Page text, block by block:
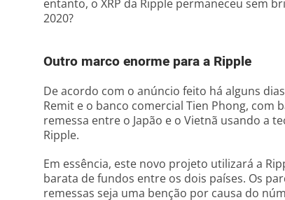
entanto, o XRP da Ripple permaneceu sem
2020?
Outro marco enorme para a Ripple
De acordo com o anúncio feito há alguns
Remit e o banco comercial Tien Phong, com
remessa entre o Japão e o Vietnã usando a
Ripple.
Em essência, este novo projeto utilizará a
barata de fundos entre os dois países. Os
remessas seja uma benção por causa do